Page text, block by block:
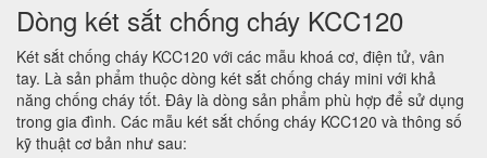
Dòng két sắt chống cháy KCC120
Két sắt chống cháy KCC120 với các mẫu khoá cơ, điện tử, vân
tay. Là sản phẩm thuộc dòng két sắt chống cháy mini với khả
năng chống cháy tốt. Đây là dòng sản phẩm phù hợp để sử dụng
trong gia đình. Các mẫu két sắt chống cháy KCC120 và thông số
kỹ thuật cơ bản như sau: